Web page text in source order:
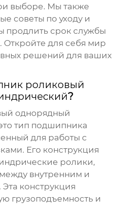
выборе. Мы также
советы по уходу и
продлить срок службы
для себя мир
решений для ваших
роликовый
?
однорядный
тип подшипника
для работы с
Его конструкция
ролики,
внутренним и
конструкция
грузоподъемность и